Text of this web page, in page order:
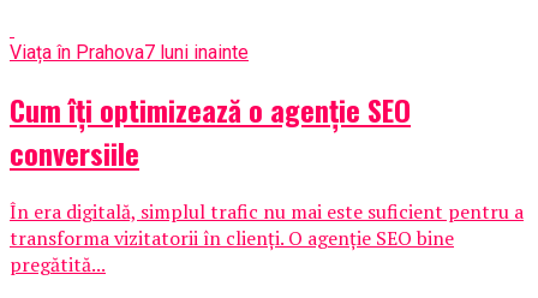
Viața în Prahova7 luni inainte
Cum îți optimizează o agenție SEO
conversiile
În era digitală, simplul trafic nu mai este suficient pentru a
transforma vizitatorii în clienți. O agenție SEO bine
pregătită...